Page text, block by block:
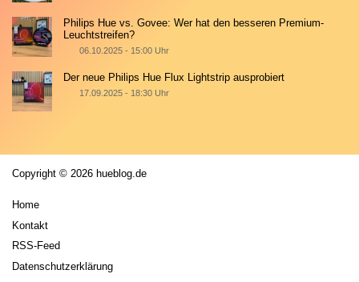
Philips Hue vs. Govee: Wer hat den besseren Premium-
Leuchtstreifen?
06.10.2025 - 15:00 Uhr
Der neue Philips Hue Flux Lightstrip ausprobiert
17.09.2025 - 18:30 Uhr
Copyright © 2026 hueblog.de
Home
Kontakt
RSS-Feed
Datenschutzerklärung